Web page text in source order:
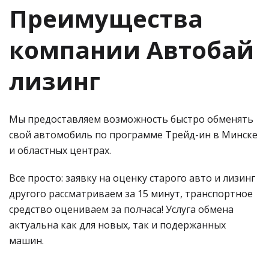
Преимущества
компании Автобай
лизинг
Мы предоставляем возможность быстро обменять
свой автомобиль по программе Трейд-ин в Минске
и областных центрах.
Все просто: заявку на оценку старого авто и лизинг
другого рассматриваем за 15 минут, транспортное
средство оцениваем за полчаса! Услуга обмена
актуальна как для новых, так и подержанных
машин.